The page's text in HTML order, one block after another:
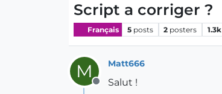
Script a corriger ?
Français 5 posts 2 posters 1.3k
M
Offline
Matt666
Salut !